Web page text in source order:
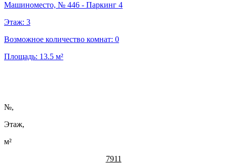
Машиноместо, № 446 - Паркинг 4
Этаж: 3
Возможное количество комнат: 0
Площадь: 13.5 м²
№,
Этаж,
м²
7911